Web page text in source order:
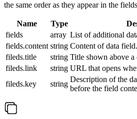
the same order as they appear in the
Name Type
fields
array List of additional
fields.content string Content of data
fileds.title
string Title shown above a
fileds.link
string URL that opens
fileds.key
string
Description of the
before the field